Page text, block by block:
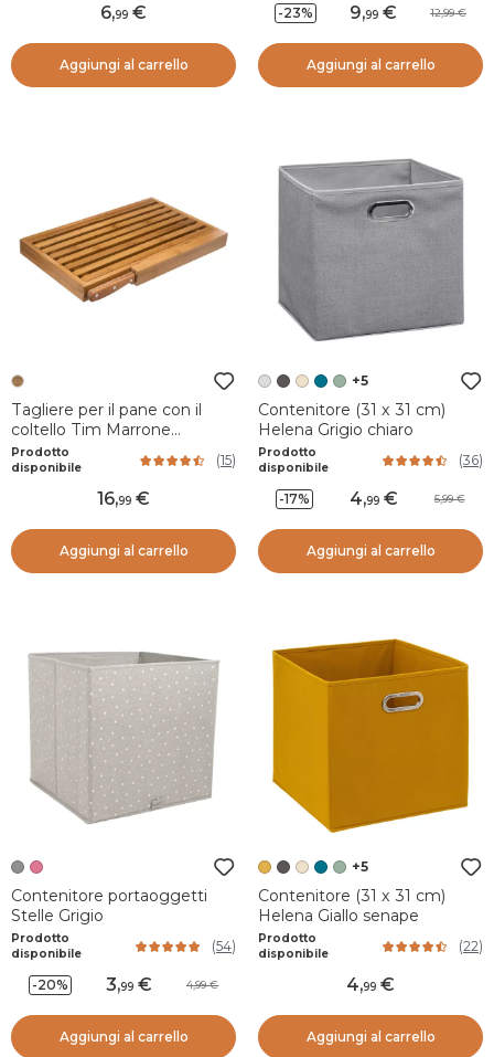
6,99
Aggiungi al carrello
-23% 9,99 12,99
Aggiungi al carrello
Tagliere per il pane con il
coltello Tim Marrone
naturale
Prodotto
disponibile
(15)
16,99
Aggiungi al carrello
+5
Contenitore (31 x 31 cm)
Helena Grigio chiaro
Prodotto
disponibile
(36)
-17% 4,99 5,99
Aggiungi al carrello
Contenitore portaoggetti
Stelle Grigio
Prodotto
disponibile
(54)
-20% 3,99 4,99
Aggiungi al carrello
+5
Contenitore (31 x 31 cm)
Helena Giallo senape
Prodotto
disponibile
(22)
4,99
Aggiungi al carrello